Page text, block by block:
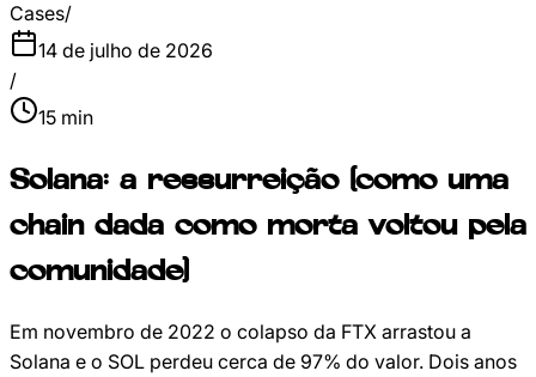
Cases/
14 de julho de 2026
/
15 min
Solana: a ressurreição (como uma
chain dada como morta voltou pela
comunidade)
Em novembro de 2022 o colapso da FTX arrastou a
Solana e o SOL perdeu cerca de 97% do valor. Dois anos